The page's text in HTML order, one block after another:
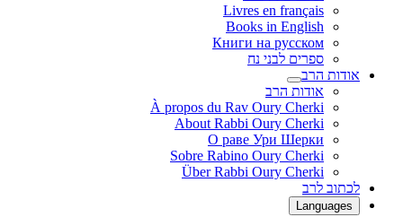
Livres en français
Books in English
Книги на русском
ספרים לבני נח
אודות הרב
אודות הרב
À propos du Rav Oury Cherki
About Rabbi Oury Cherki
О раве Ури Шерки
Sobre Rabino Oury Cherki
Über Rabbi Oury Cherki
לכתוב לרב
Languages